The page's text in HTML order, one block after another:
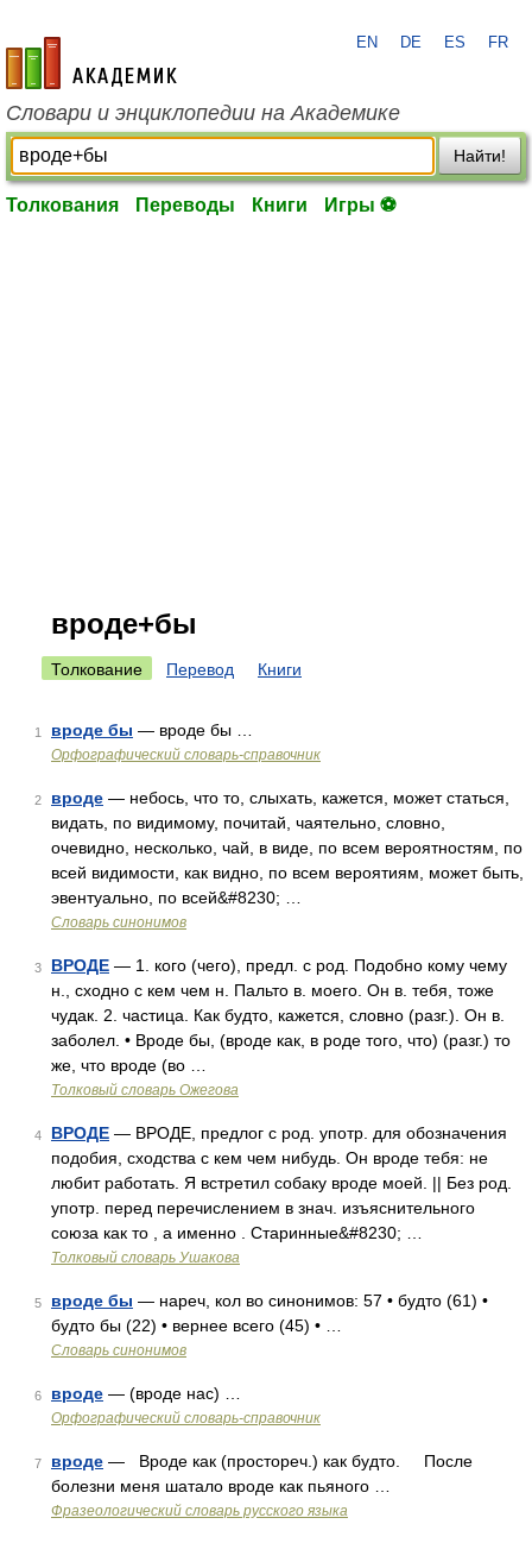
academic.ru
EN DE ES FR
Словари и энциклопедии на Академике
Найти!
Толкования Переводы Книги Игры ⚽
вроде+бы
Толкование Перевод Книги
1 вроде бы — вроде бы …
Орфографический словарь-справочник
2 вроде — небось, что то, слыхать, кажется, может статься,
видать, по видимому, почитай, чаятельно, словно,
очевидно, несколько, чай, в виде, по всем вероятностям, по
всей видимости, как видно, по всем вероятиям, может быть,
эвентуально, по всей&#8230; …
Словарь синонимов
3 ВРОДЕ — 1. кого (чего), предл. с род. Подобно кому чему
н., сходно с кем чем н. Пальто в. моего. Он в. тебя, тоже
чудак. 2. частица. Как будто, кажется, словно (разг.). Он в.
заболел. • Вроде бы, (вроде как, в роде того, что) (разг.) то
же, что вроде (во …
Толковый словарь Ожегова
4 ВРОДЕ — ВРОДЕ, предлог с род. употр. для обозначения
подобия, сходства с кем чем нибудь. Он вроде тебя: не
любит работать. Я встретил собаку вроде моей. || Без род.
употр. перед перечислением в знач. изъяснительного
союза как то , а именно . Старинные&#8230; …
Толковый словарь Ушакова
5 вроде бы — нареч, кол во синонимов: 57 • будто (61) •
будто бы (22) • вернее всего (45) • …
Словарь синонимов
6 вроде — (вроде нас) …
Орфографический словарь-справочник
7 вроде — Вроде как (простореч.) как будто. После
болезни меня шатало вроде как пьяного …
Фразеологический словарь русского языка